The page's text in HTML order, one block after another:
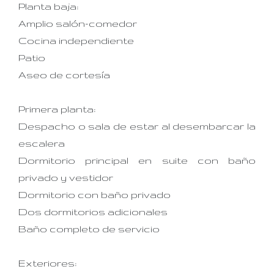
Planta baja:
Amplio salón-comedor
Cocina independiente
Patio
Aseo de cortesía
Primera planta:
Despacho o sala de estar al desembarcar la
escalera
Dormitorio principal en suite con baño
privado y vestidor
Dormitorio con baño privado
Dos dormitorios adicionales
Baño completo de servicio
Exteriores: